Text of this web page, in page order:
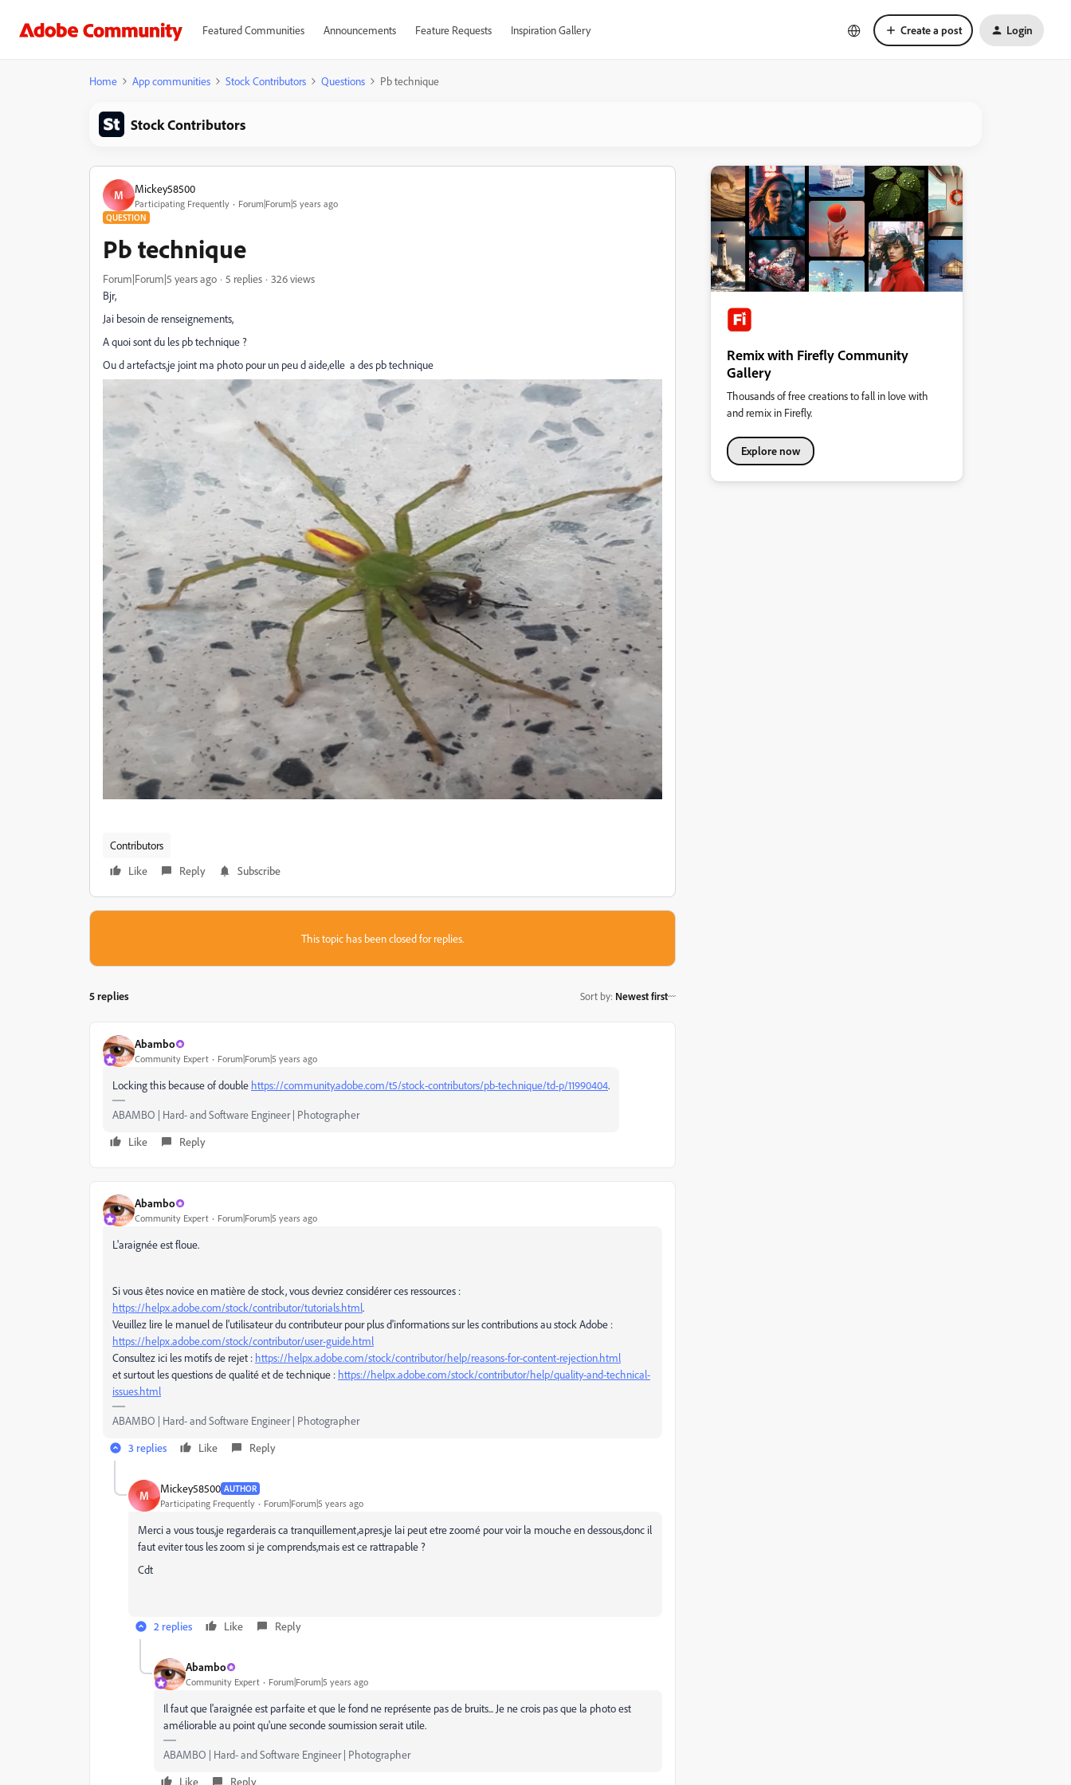
Featured Communities Announcements Feature Requests Inspiration Gallery Create a post Login
Home App communities Stock Contributors Questions Pb technique
Stock Contributors
M Mickey58500
Participating Frequently Forum|Forum|5 years ago
QUESTION
Pb technique
Forum|Forum|5 years ago 5 replies
326 views
Bjr,
Jai besoin de renseignements,
A quoi sont du les pb technique ?
Ou d artefacts,je joint ma photo pour un peu d aide,elle a des pb technique
Contributors
Like
Reply Subscribe
This topic has been closed for replies.
5 replies Sort by: Newest first
Abambo
Community Expert Forum|Forum|5 years ago
Locking this because of double https://community.adobe.com/t5/stock-contributors/pb-technique/td-p/11990404.
ABAMBO | Hard- and Software Engineer | Photographer
Like
Reply
Abambo
Community Expert Forum|Forum|5 years ago
L'araignée est floue.
Si vous êtes novice en matière de stock, vous devriez considérer ces ressources :
https://helpx.adobe.com/stock/contributor/tutorials.html.
Veuillez lire le manuel de l'utilisateur du contributeur pour plus d'informations sur les contributions au stock Adobe :
https://helpx.adobe.com/stock/contributor/user-guide.html
Consultez ici les motifs de rejet : https://helpx.adobe.com/stock/contributor/help/reasons-for-content-rejection.html
et surtout les questions de qualité et de technique : https://helpx.adobe.com/stock/contributor/help/quality-and-technical-
issues.html
ABAMBO | Hard- and Software Engineer | Photographer
3 replies
Like Reply
M Mickey58500 AUTHOR
Participating Frequently Forum|Forum|5 years ago
Merci a vous tous,je regarderais ca tranquillement,apres,je lai peut etre zoomé pour voir la mouche en dessous,donc il
faut eviter tous les zoom si je comprends,mais est ce rattrapable ?
Cdt
2 replies Like Reply
Abambo
Community Expert Forum|Forum|5 years ago
Il faut que l'araignée est parfaite et que le fond ne représente pas de bruits... Je ne crois pas que la photo est
améliorable au point qu'une seconde soumission serait utile.
ABAMBO | Hard- and Software Engineer | Photographer
Like
Reply
Remix with Firefly Community
Gallery
Thousands of free creations to fall in love with
and remix in Firefly.
Explore now